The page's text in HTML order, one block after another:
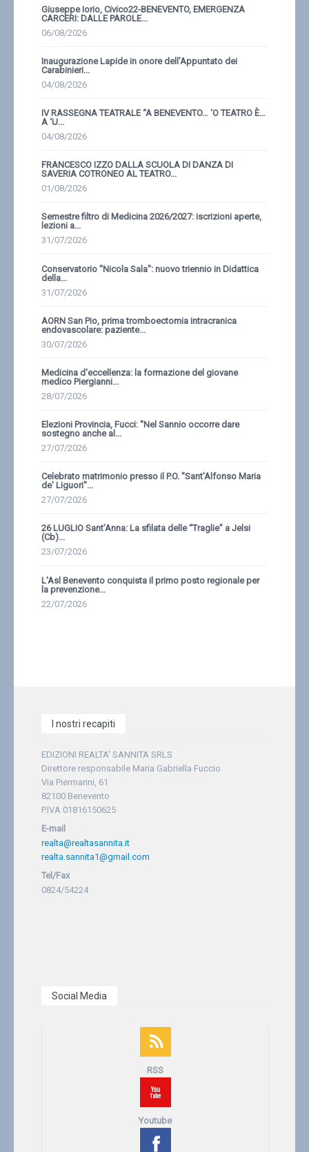
Giuseppe Iorio, Civico22-BENEVENTO, EMERGENZA
CARCERI: DALLE PAROLE...
06/08/2026
Inaugurazione Lapide in onore dell’Appuntato dei
Carabinieri...
04/08/2026
IV RASSEGNA TEATRALE “A BENEVENTO… ‘O TEATRO È…
A ‘U...
04/08/2026
FRANCESCO IZZO DALLA SCUOLA DI DANZA DI
SAVERIA COTRONEO AL TEATRO...
01/08/2026
Semestre filtro di Medicina 2026/2027: iscrizioni aperte,
lezioni a...
31/07/2026
Conservatorio ''Nicola Sala'': nuovo triennio in Didattica
della...
31/07/2026
AORN San Pio, prima tromboectomia intracranica
endovascolare: paziente...
30/07/2026
Medicina d'eccellenza: la formazione del giovane
medico Piergianni...
28/07/2026
Elezioni Provincia, Fucci: ''Nel Sannio occorre dare
sostegno anche al...
27/07/2026
Celebrato matrimonio presso il P.O. ''Sant'Alfonso Maria
de' Liguori''...
27/07/2026
26 LUGLIO Sant’Anna: La sfilata delle “Traglie” a Jelsi
(Cb)...
23/07/2026
L'Asl Benevento conquista il primo posto regionale per
la prevenzione...
22/07/2026
I nostri recapiti
EDIZIONI REALTA' SANNITA SRLS
Direttore responsabile Maria Gabriella Fuccio
Via Piermarini, 61
82100 Benevento
P.IVA 01816150625
E-mail
realta@realtasannita.it
realta.sannita1@gmail.com
Tel/Fax
0824/54224
Social Media
RSS
Youtube